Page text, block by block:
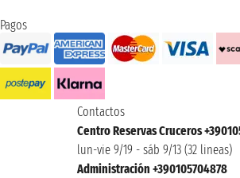
Pagos
Contactos
Centro Reservas Cruceros
lun-vie 9/19 - sáb 9/13 (32 lineas)
Administración +390105704878